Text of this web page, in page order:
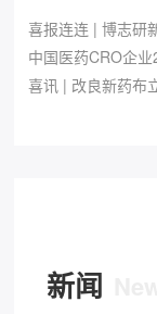
喜报连连 | 博志研
中国医药CRO企业
喜讯 | 改良新药布
新闻